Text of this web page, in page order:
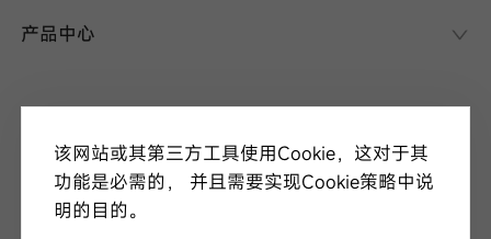
产品中心
异质结组件
项目案例
走进华晟
研发实力
新闻中心
该网站或其第三方工具使用Cookie，这对于其
功能是必需的， 并且需要实现Cookie策略中说
明的目的。